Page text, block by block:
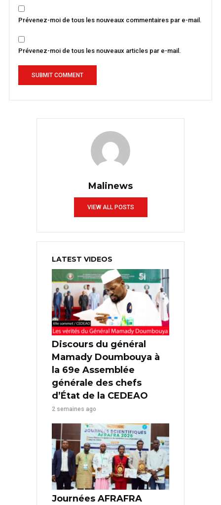
Prévenez-moi de tous les nouveaux commentaires par e-mail.
Prévenez-moi de tous les nouveaux articles par e-mail.
Malinews
VIEW ALL POSTS
LATEST VIDEOS
Discours du général
Mamady Doumbouya à
la 69e Assemblée
générale des chefs
d’État de la CEDEAO
2 semaines ago
Journées AFRAFRA